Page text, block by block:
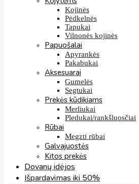
Kojinės
Pėdkelnės
Tapukai
Vilnonės kojinės
Papuošalai
Apyrankės
Pakabukai
Aksesuarai
Gumelės
Segtukai
Prekės kūdikiams
Merliukai
Pledukai/rankšluosčiai
Rūbai
Megzti rūbai
Galvajuostės
Kitos prekės
Dovanų idėjos
Išpardavimas iki 50%